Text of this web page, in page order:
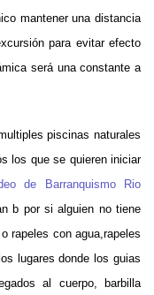
mantener una distancia
para evitar efecto
será una constante a
piscinas naturales
los que se quieren iniciar
de Barranquismo Rio
b por si alguien no tiene
rapeles con agua,rapeles
lugares donde los guias
al cuerpo, barbilla